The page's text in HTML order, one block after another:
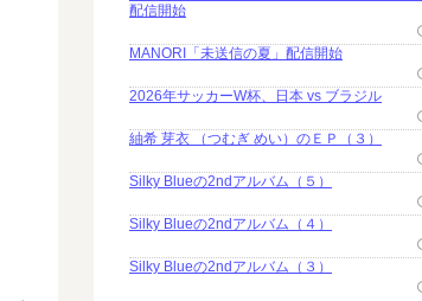
ファクターＸを突きと
クターＸ」がなんなのか？ それ
を突きとめることが、新型コロ
のあれこれ(19)
#TAGSTOCK
点超え
TAGSTOCKでの登録写
2000点を超えた 以
ごとに報告していたが
を超えてからは、1000
(^_^) 目標は１万点な
のりはやっと５分の
山に例えれば、車で
配信開始
MANORI「未送信の夏」配信開始
2026年サッカーW杯、日本 vs ブラジル
紬希 芽衣 （つむぎ めい）のＥＰ（３）
Silky Blueの2ndアルバム（５）
Silky Blueの2ndアルバム（４）
Silky Blueの2ndアルバム（３）